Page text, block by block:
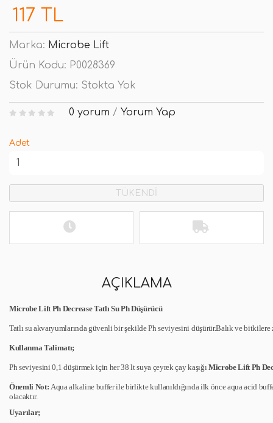
117 TL
Marka: Microbe Lift
Ürün Kodu: P0028369
Stok Durumu: Stokta Yok
0 yorum / Yorum Yap
Adet
TÜKENDİ
AÇIKLAMA
Microbe Lift Ph Decrease Tatlı Su Ph Düşürücü
Tatlı su akvaryumlarında güvenli bir şekilde Ph seviyesini düşürür.Balık ve
Kullanma Talimatı;
Ph seviyesini 0,1 düşürmek için her 38 lt suya çeyrek çay kaşığı Microbe Lift Ph
Önemli Not: Aqua alkaline buffer ile birlikte kullanıldığında ilk önce aqua acid
olacaktır.
Uyarılar;